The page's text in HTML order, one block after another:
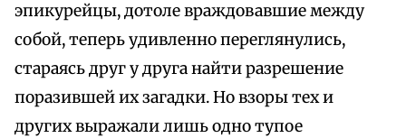
эпикурейцы, дотоле враждовавшие между
собой, теперь удивленно переглянулись,
стараясь друг у друга найти разрешение
поразившей их загадки. Но взоры тех и
других выражали лишь одно тупое